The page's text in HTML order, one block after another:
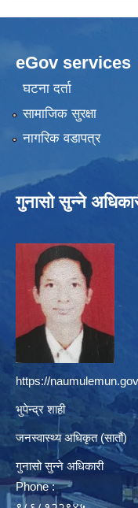
eGov services
घटना दर्ता
सामाजिक सुरक्षा
नागरिक वडापत्र
गुनासो सुन्ने
https://
भुपेन्द्र शाही
जनस्वास्थ्य अधिकृत (सातौं)
गुनासो सुन्ने अधिकारी
Phone :